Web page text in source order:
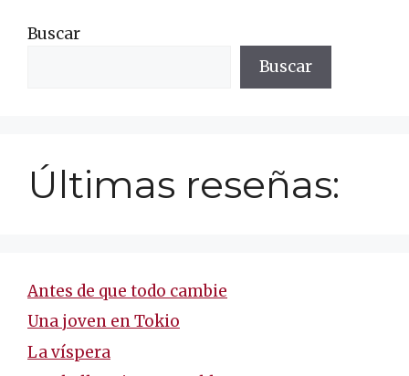
Buscar
Buscar
Últimas reseñas:
Antes de que todo cambie
Una joven en Tokio
La víspera